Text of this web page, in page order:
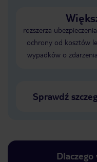
rozszerza
ochrony od kosztów
wypadków o
Sprawdź